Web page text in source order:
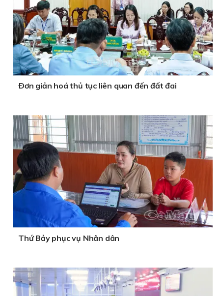
Ðơn giản hoá thủ tục liên quan đến đất đai
Thứ Bảy phục vụ Nhân dân